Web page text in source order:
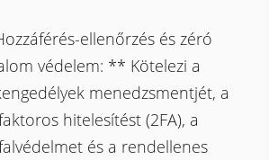
ellenőrzés és zéró
védelem: ** Kötelezi a
menedzsmentjét, a
hitelesítést (2FA), a
és a rendellenes